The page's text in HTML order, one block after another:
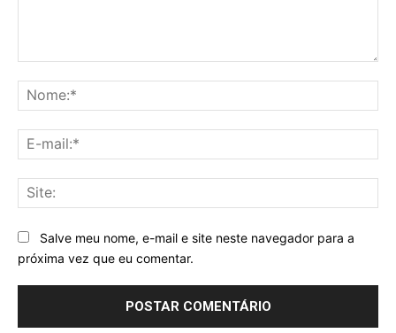
Salve meu nome, e-mail e site neste navegador para a
próxima vez que eu comentar.